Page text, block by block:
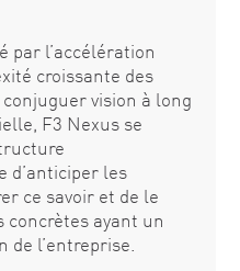
par l’accélération
croissante des
vision à long
F3 Nexus se
d’anticiper les
ce savoir et de le
ayant un
de l’entreprise.